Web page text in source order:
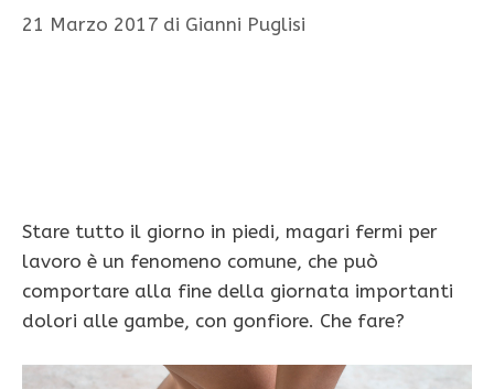
21 Marzo 2017 di Gianni Puglisi
Stare tutto il giorno in piedi, magari fermi per
lavoro è un fenomeno comune, che può
comportare alla fine della giornata importanti
dolori alle gambe, con gonfiore. Che fare?